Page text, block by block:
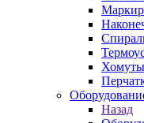
Назад